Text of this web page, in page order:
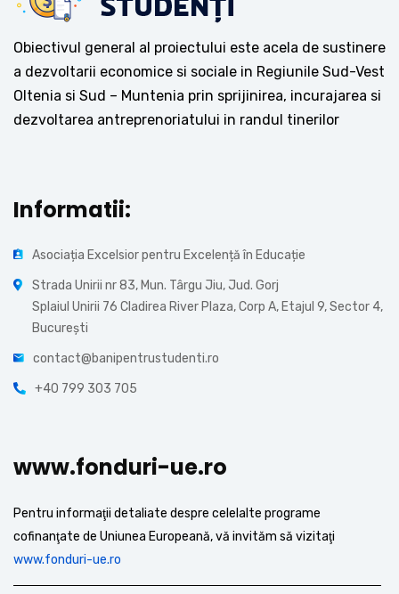
Obiectivul general al proiectului este acela de sustinere
a dezvoltarii economice si sociale in Regiunile Sud-Vest
Oltenia si Sud – Muntenia prin sprijinirea, incurajarea si
dezvoltarea antreprenoriatului in randul tinerilor
Informatii:
Asociația Excelsior pentru Excelență în Educație
Strada Unirii nr 83, Mun. Târgu Jiu, Jud. Gorj
Splaiul Unirii 76 Cladirea River Plaza, Corp A, Etajul 9, Sector 4,
București
contact@banipentrustudenti.ro
+40 799 303 705
www.fonduri-ue.ro
Pentru informaţii detaliate despre celelalte programe
cofinanţate de Uniunea Europeană, vă invităm să vizitaţi
www.fonduri-ue.ro